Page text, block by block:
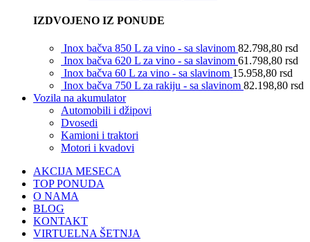
IZDVOJENO IZ PONUDE
Inox bačva 850 L za vino - sa slavinom 82.798,80 rsd
Inox bačva 620 L za vino - sa slavinom 61.798,80 rsd
Inox bačva 60 L za vino - sa slavinom 15.958,80 rsd
Inox bačva 750 L za rakiju - sa slavinom 82.198,80 rsd
Vozila na akumulator
Automobili i džipovi
Dvosedi
Kamioni i traktori
Motori i kvadovi
AKCIJA MESECA
TOP PONUDA
O NAMA
BLOG
KONTAKT
VIRTUELNA ŠETNJA